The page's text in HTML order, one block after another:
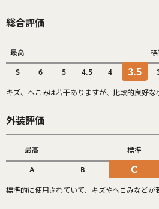
総合評価
最高
S 6 5 4.5 4 3.5
キズ、へこみは若干ありますが、比較的良好な
外装評価
最高 標準
A B C
標準的に使用されていて、キズやへこみなどが